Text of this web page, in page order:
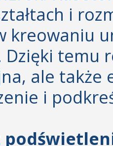
i
kreowaniu
temu
ale także
i